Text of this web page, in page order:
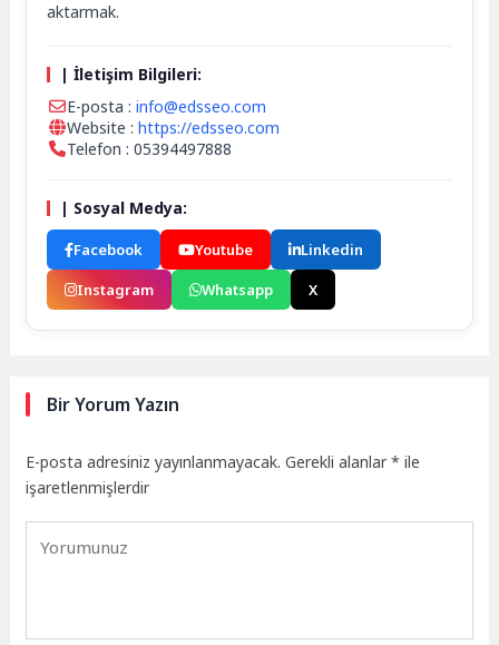
aktarmak.
| İletişim Bilgileri:
E-posta :info@edsseo.com
Website :https://edsseo.com
Telefon : 05394497888
| Sosyal Medya:
Facebook Youtube
Linkedin
Instagram
Whatsapp X
Bir Yorum Yazın
E-posta adresiniz yayınlanmayacak. Gerekli alanlar* ile
işaretlenmişlerdir